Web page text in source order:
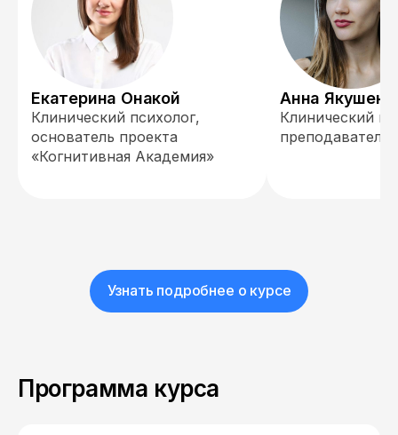
Екатерина Онакой
Клинический психолог,
основатель проекта
«Когнитивная Академия»
Анна
Клинический
преподаватель
Узнать подробнее о курсе
Программа курса